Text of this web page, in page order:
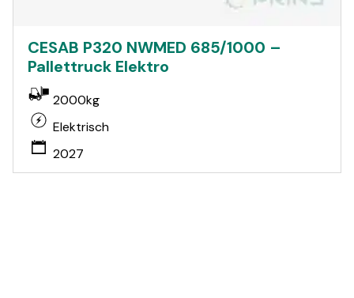
CESAB P320 NWMED 685/1000 –
Pallettruck Elektro
2000kg
Elektrisch
2027